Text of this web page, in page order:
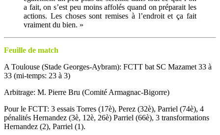
a fait, on s’est peu moins affolés quand on préparait les
actions. Les choses sont remises à l’endroit et ça fait
vraiment du bien. »
Feuille de match
A Toulouse (Stade Georges-Aybram): FCTT bat SC Mazamet 33 à
33 (mi-temps: 23 à 3)
Arbitrage: M. Pierre Bru (Comité Armagnac-Bigorre)
Pour le FCTT: 3 essais Torres (17è), Perez (32è), Parriel (74è), 4
pénalités Hernandez (3è, 12è, 26è) Parriel (66è), 3 transformations
Hernandez (2), Parriel (1).